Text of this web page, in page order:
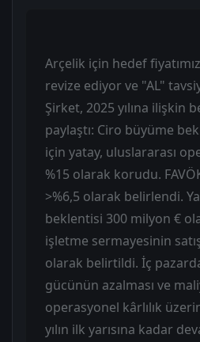
Arçelik için hedef
revize ediyor ve "AL"
Şirket, 2025 yılına ilişkin
paylaştı: Ciro büyüme
için yatay, uluslararası
%15 olarak korudu.
>%6,5 olarak belirlendi.
beklentisi 300 milyon €
işletme sermayesinin
olarak belirtildi. İç
gücünün azalması ve
operasyonel kârlılık
yılın ilk yarısına kadar